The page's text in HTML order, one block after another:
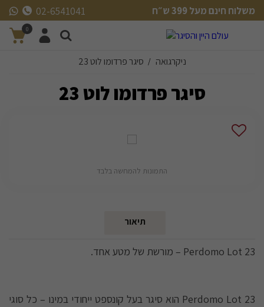
משלוח חינם מעל 399 ש״ח
משלוח חינם מעל 399 ש״ח
02-6541041
0
ניקרגואה / סיגר פרדומו לוט 23
סיגר פרדומו לוט 23
התמונות להמחשה בלבד
תיאור
Perdomo Lot 23 – מורשת של מטע אחד.
Perdomo Lot 23 הוא סיגר בעל קונספט ייחודי במינו – כל סוגי